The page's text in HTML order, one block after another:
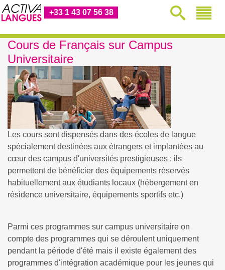
+33 1 43 07 56 38
Cours de Français sur Campus
Universitaire
Les cours sont dispensés dans des écoles de langue
spécialement destinées aux étrangers et implantées au
cœur des campus d'universités prestigieuses ; ils
permettent de bénéficier des équipements réservés
habituellement aux étudiants locaux (hébergement en
résidence universitaire, équipements sportifs etc.)
Parmi ces programmes sur campus universitaire on
compte des programmes qui se déroulent uniquement
pendant la période d'été mais il existe également des
programmes d'intégration académique pour les jeunes qui